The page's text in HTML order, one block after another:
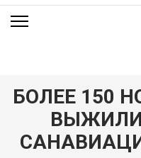
БОЛЕЕ 150
ВЫЖИЛИ